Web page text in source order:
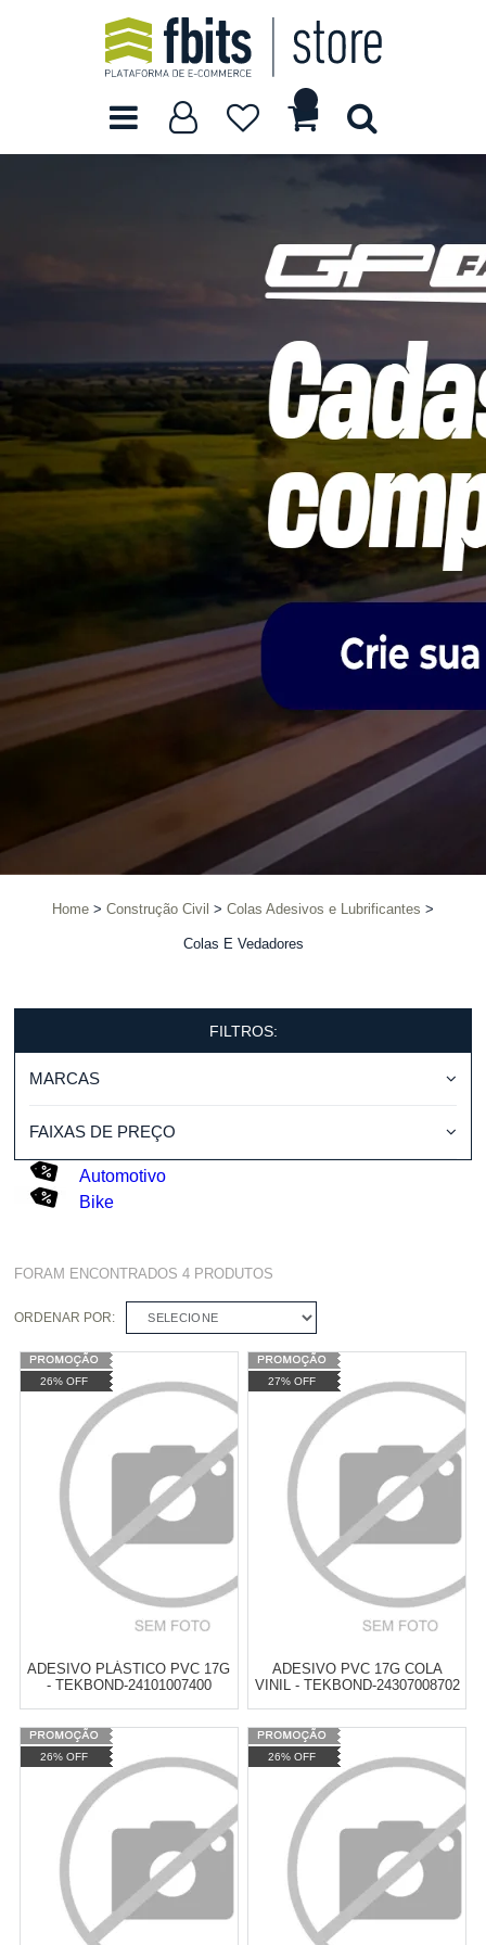
Home Construção Civil Colas Adesivos e Lubrificantes
Colas E Vedadores
FILTROS:
MARCAS
FAIXAS DE PREÇO
Automotivo
Bike
FORAM ENCONTRADOS4 PRODUTOS
ORDENAR POR: SELECIONE
26% OFF
ADESIVO PLÁSTICO PVC 17G
- TEKBOND-24101007400
Varejo:
Atacado: R$ 7,42 (Apenas
Revendedor)
COLAS E VEDADORES
COMPRAR
27% OFF
ADESIVO PVC 17G COLA
VINIL - TEKBOND-24307008702
Varejo:
Atacado: R$ 8,91 (Apenas
Revendedor)
COLAS E VEDADORES
COMPRAR
26% OFF 26% OFF